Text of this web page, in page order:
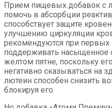
Прием пищевых добавок с
помочь в абсорбции
способствует защите
улучшению циркуляции
рекомендуются при первых
поддерживать насыщенное
желтом пятне, поскольку
негативно сказываться на
лютеин способен снизить
блокируя его.